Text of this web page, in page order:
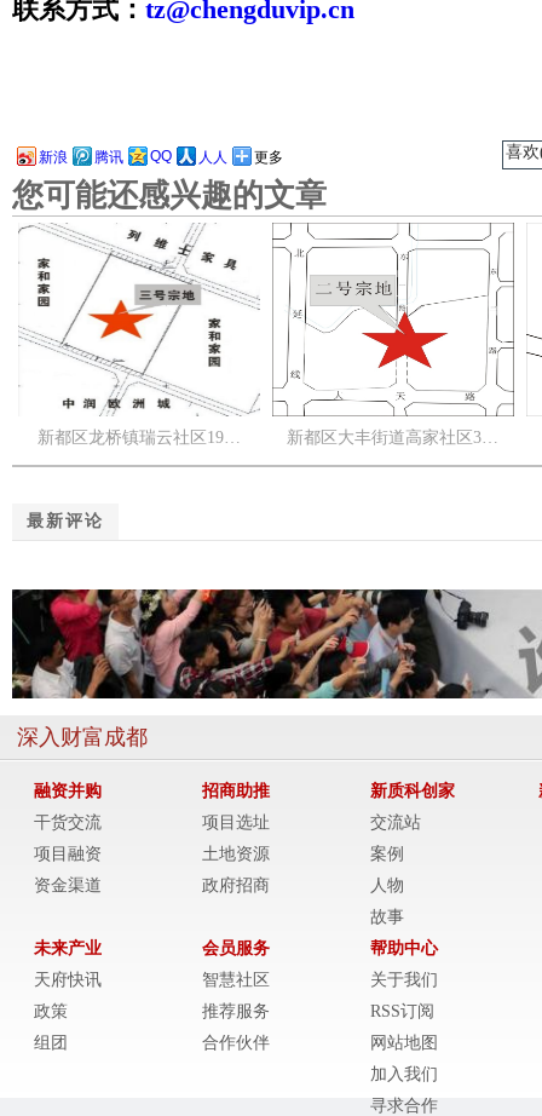
联系方式： tz@chengduvip.cn
新浪 腾讯 QQ 人人 更多 喜
您可能还感兴趣的文章
新都区龙桥镇瑞云社区19… 新都区大丰街道高家社区3…
最新评论
深入财富成都
融资并购
干货交流
项目融资
资金渠道
招商助推
项目选址
土地资源
政府招商
新质科创家
交流站
案例
人物
故事
未来产业
天府快讯
政策
组团
会员服务
智慧社区
推荐服务
合作伙伴
帮助中心
关于我们
RSS订阅
网站地图
加入我们
寻求合作